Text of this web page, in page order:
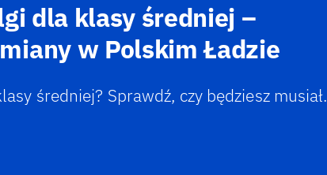
dla klasy średniej –
w Polskim Ładzie
średniej? Sprawdź, czy będziesz musiał.